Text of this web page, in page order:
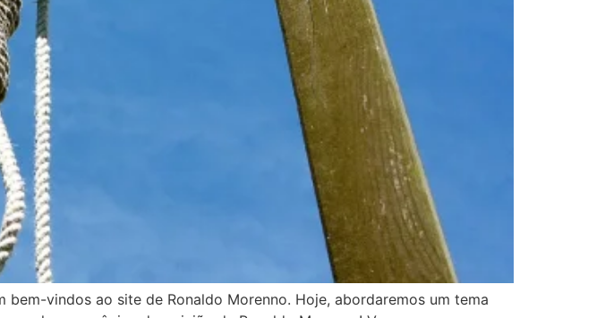
vindos ao site de Ronaldo Morenno. Hoje, abordaremos um tema